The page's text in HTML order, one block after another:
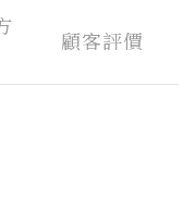
顧客評價